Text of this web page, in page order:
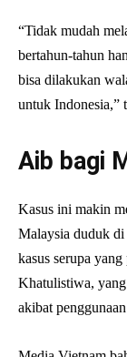
“Tidak mudah
bertahun-tahun
bisa dilakukan
untuk Indonesia,”
Aib bagi
Kasus ini makin
Malaysia duduk
kasus serupa
Khatulistiwa,
akibat